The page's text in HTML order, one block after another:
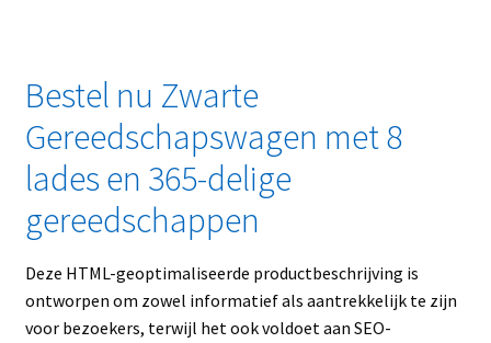
Bestel nu Zwarte
Gereedschapswagen met 8
lades en 365-delige
gereedschappen
Deze HTML-geoptimaliseerde productbeschrijving is
ontworpen om zowel informatief als aantrekkelijk te zijn
voor bezoekers, terwijl het ook voldoet aan SEO-